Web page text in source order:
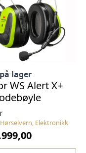
Elektronikk
lager
WS Alert X+